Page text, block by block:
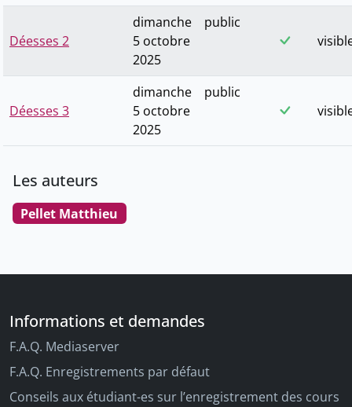
Déesses 2
dimanche
5 octobre
2025
public
Déesses 3
dimanche
5 octobre
2025
public
Les auteurs
Pellet Matthieu
Informations et demandes
F.A.Q. Mediaserver
F.A.Q. Enregistrements par défaut
Conseils aux étudiant-es sur l’enregistrement des cours